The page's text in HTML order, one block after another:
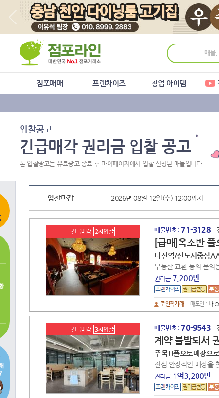
점포매매 프랜차이즈 창업 아이템
입찰공고
긴급매각 권리금 입찰 공고
본 입찰광고는 유료광고 종료 후 마이페이지에서 입찰 신청된 매물입니다.
입찰마감 2026년 08월 12일(수) 12:00까지
긴급매각 2차입찰 매물번호 : 71-3128
[급매]옥소반
다산역/신도시중심
부동산 교환 등의 문의
권리금 7,200만
주인직거래 매도인 : 나
긴급매각 3차입찰 매물번호 : 70-9543
계약 불발되서
주목!!풀오토매장으
진심 안정적인 매장을
권리금 1억3,200만